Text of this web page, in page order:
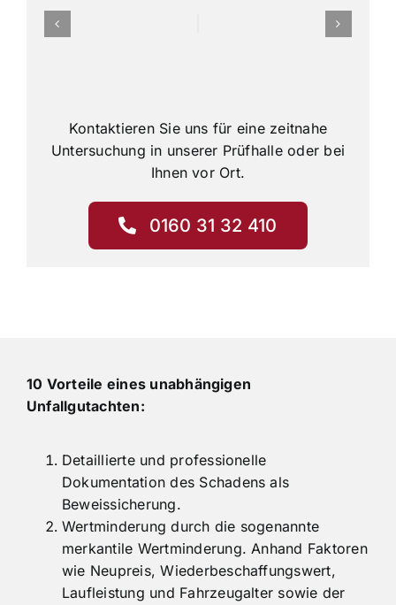
Kontaktieren Sie uns für eine zeitnahe
Untersuchung in unserer Prüfhalle oder bei
Ihnen vor Ort.
0160 31 32 410
10 Vorteile eines unabhängigen
Unfallgutachten:
Detaillierte und professionelle
Dokumentation des Schadens als
Beweissicherung.
Wertminderung durch die sogenannte
merkantile Wertminderung. Anhand Faktoren
wie Neupreis, Wiederbeschaffungswert,
Laufleistung und Fahrzeugalter sowie der